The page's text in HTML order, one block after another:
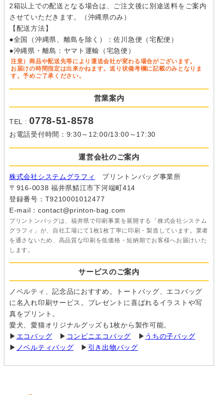
2箱以上での配送となる場合は、ご注文後に別途送料をご案内
させていただきます。（沖縄県のみ）
【配送方法】
●全国（沖縄県、離島を除く）：佐川急便（宅配便）
●沖縄県・離島：ヤマト運輸（宅急便）
注意）商品や配送先等により運送会社が変わる場合がございます。
お届けの時間指定は出来かねます。送り状備考欄に記載のみとなりま
す。予めご了承ください。
営業案内
TEL :0778-51-8578
お電話受付時間：9:30～12:00/13:00～17:30
運営会社のご案内
株式会社システムグラフィ
プリントンバッグ事業所
〒916-0038 福井県鯖江市下河端町414
登録番号：T9210001012477
E-mail：contact@printon-bag.com
プリントンバッグは、福井県で印刷事業を展開する「株式会社システム
グラフィ」が、自社工場にて1枚1枚丁寧に印刷・製造しています。業者
を通さないため、高品質な印刷を低価格・短納期でお客様へお届けいた
します。
サービスのご案内
ノベルティ、記念品におすすめ。トートバッグ、エコバッグ
に名入れ印刷サービス。プレゼントに喜ばれるイラストや写
真をプリント。
愛犬、愛猫オリジナルグッズも1枚から製作可能。
▶ エコバッグ ▶ コンビニエコバッグ ▶ うちの子バッグ
▶ ノベルティバッグ ▶ 引き出物バッグ